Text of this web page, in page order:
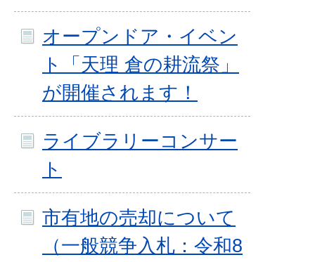
オープンドア・イベン
ト「天理 倉の耕流祭」
が開催されます！
ライブラリーコンサー
ト
市有地の売却について
（一般競争入札：令和8